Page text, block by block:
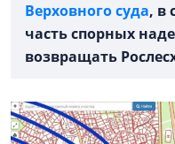
Верховного суда, в
часть спорных
возвращать